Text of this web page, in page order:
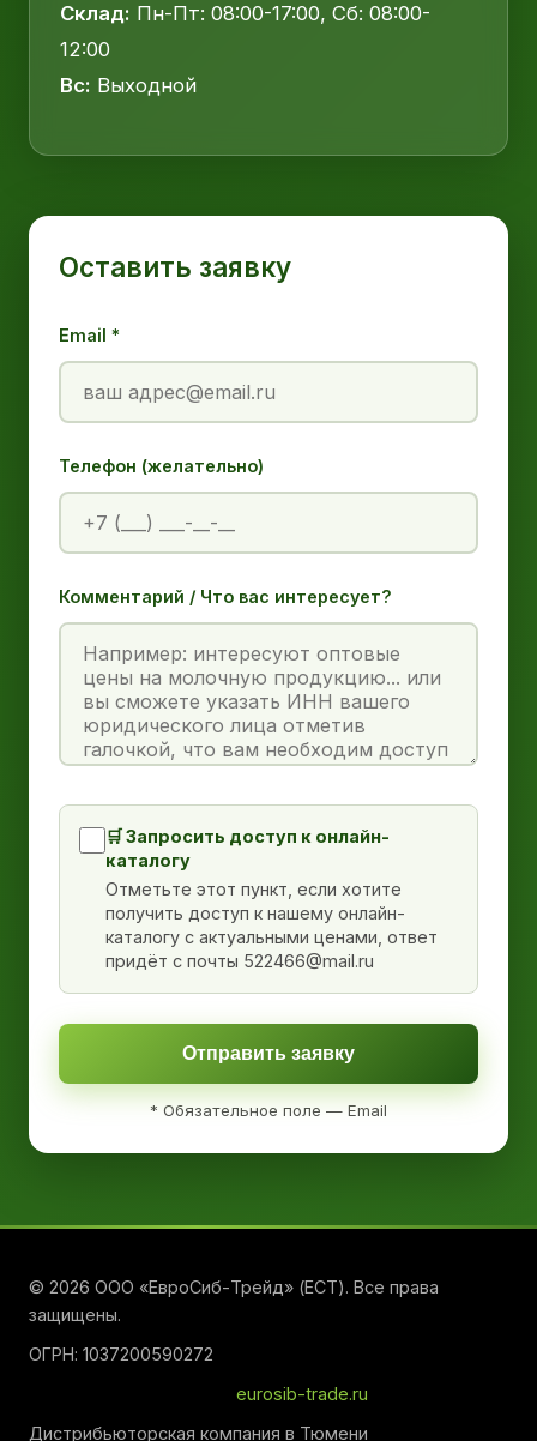
Склад: Пн-Пт: 08:00-17:00, Сб: 08:00-
12:00
Вс: Выходной
Оставить заявку
Email *
Телефон (желательно)
Комментарий / Что вас интересует?
🛒 Запросить доступ к онлайн-
каталогу
Отметьте этот пункт, если хотите
получить доступ к нашему онлайн-
каталогу с актуальными ценами, ответ
придёт с почты 522466@mail.ru
Отправить заявку
* Обязательное поле — Email
© 2026 ООО «ЕвроСиб-Трейд» (ЕСТ). Все права
защищены.
ОГРН: 1037200590272
eurosib-trade.ru
Дистрибьюторская компания в Тюмени